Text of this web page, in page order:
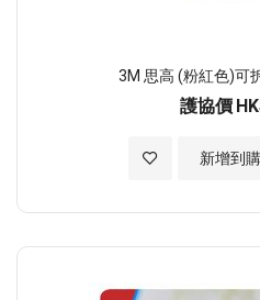
3M 思高 (粉紅色)可
護協價
新增到
加入至願望清單